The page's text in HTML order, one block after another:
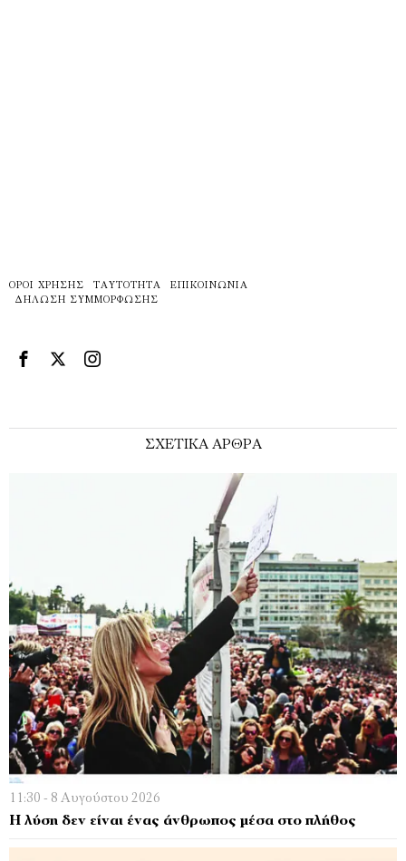
ΌΡΟΙ ΧΡΉΣΗΣ ΤΑΥΤΌΤΗΤΑ
ΕΠΙΚΟΙΝΩΝΊΑ
ΔΉΛΩΣΗ ΣΥΜΜΌΡΦΩΣΗΣ
ΣΧΕΤΙΚΑ ΑΡΘΡΑ
11:30 - 8 Αυγούστου 2026
Η λύση δεν είναι ένας άνθρωπος μέσα στο πλήθος